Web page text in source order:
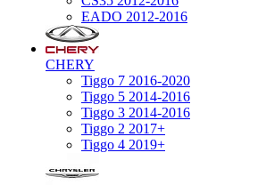
EADO 2012-2016
CHERY
Tiggo 7 2016-2020
Tiggo 5 2014-2016
Tiggo 3 2014-2016
Tiggo 2 2017+
Tiggo 4 2019+